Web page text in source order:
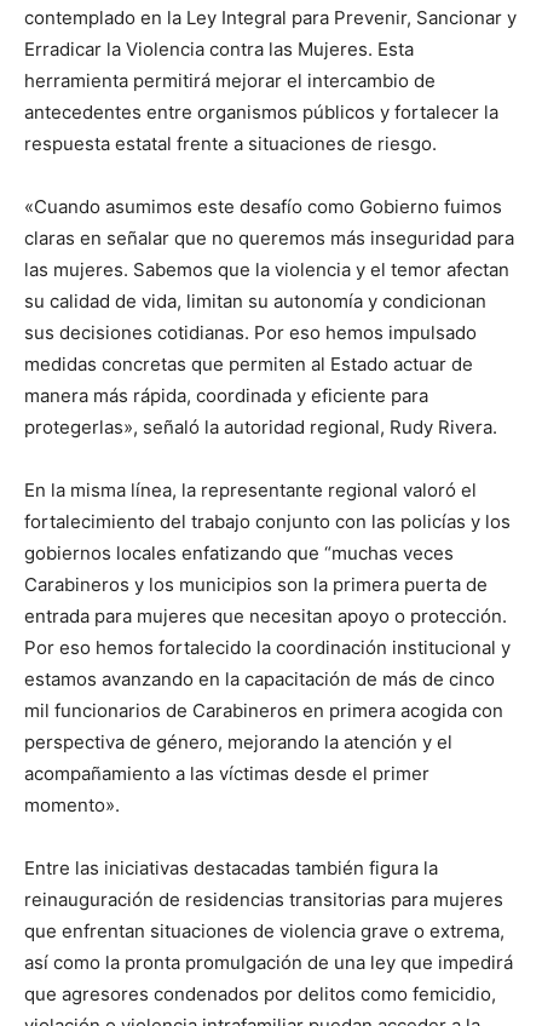
contemplado en la Ley Integral para Prevenir, Sancionar y
Erradicar la Violencia contra las Mujeres. Esta
herramienta permitirá mejorar el intercambio de
antecedentes entre organismos públicos y fortalecer la
respuesta estatal frente a situaciones de riesgo.
«Cuando asumimos este desafío como Gobierno fuimos
claras en señalar que no queremos más inseguridad para
las mujeres. Sabemos que la violencia y el temor afectan
su calidad de vida, limitan su autonomía y condicionan
sus decisiones cotidianas. Por eso hemos impulsado
medidas concretas que permiten al Estado actuar de
manera más rápida, coordinada y eficiente para
protegerlas», señaló la autoridad regional, Rudy Rivera.
En la misma línea, la representante regional valoró el
fortalecimiento del trabajo conjunto con las policías y los
gobiernos locales enfatizando que “muchas veces
Carabineros y los municipios son la primera puerta de
entrada para mujeres que necesitan apoyo o protección.
Por eso hemos fortalecido la coordinación institucional y
estamos avanzando en la capacitación de más de cinco
mil funcionarios de Carabineros en primera acogida con
perspectiva de género, mejorando la atención y el
acompañamiento a las víctimas desde el primer
momento».
Entre las iniciativas destacadas también figura la
reinauguración de residencias transitorias para mujeres
que enfrentan situaciones de violencia grave o extrema,
así como la pronta promulgación de una ley que impedirá
que agresores condenados por delitos como femicidio,